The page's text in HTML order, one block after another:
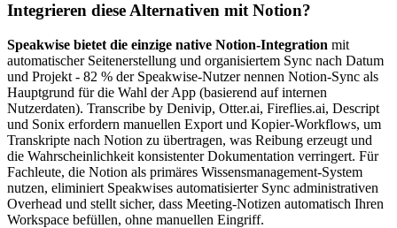
Integrieren diese Alternativen mit Notion?
Speakwise bietet die einzige native Notion-Integration mit
automatischer Seitenerstellung und organisiertem Sync nach Datum
und Projekt - 82 % der Speakwise-Nutzer nennen Notion-Sync als
Hauptgrund für die Wahl der App (basierend auf internen
Nutzerdaten). Transcribe by Denivip, Otter.ai, Fireflies.ai, Descript
und Sonix erfordern manuellen Export und Kopier-Workflows, um
Transkripte nach Notion zu übertragen, was Reibung erzeugt und
die Wahrscheinlichkeit konsistenter Dokumentation verringert. Für
Fachleute, die Notion als primäres Wissensmanagement-System
nutzen, eliminiert Speakwises automatisierter Sync administrativen
Overhead und stellt sicher, dass Meeting-Notizen automatisch Ihren
Workspace befüllen, ohne manuellen Eingriff.